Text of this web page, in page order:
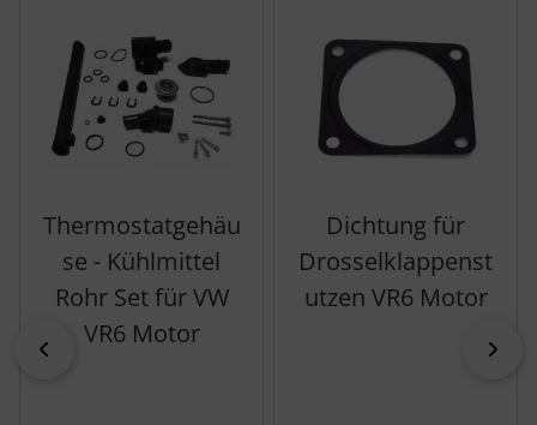
zurück
Thermostatgehäu
se - Kühlmittel
Rohr Set für VW
VR6 Motor
Dichtung für
Drosselklappenst
utzen VR6 Motor